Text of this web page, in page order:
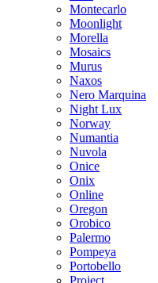
Montecarlo
Moonlight
Morella
Mosaics
Murus
Naxos
Nero Marquina
Night Lux
Norway
Numantia
Nuvola
Onice
Onix
Online
Oregon
Orobico
Palermo
Pompeya
Portobello